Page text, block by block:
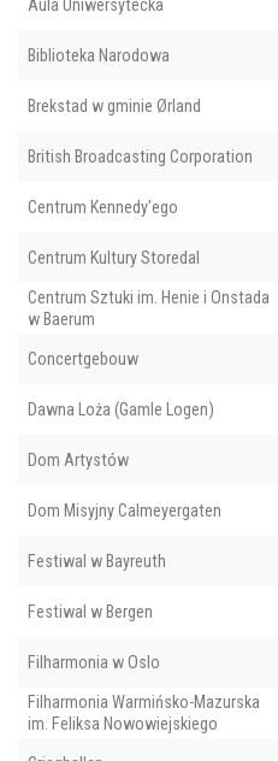
Aula Uniwersytecka
Biblioteka Narodowa
Brekstad w gminie Ørland
British Broadcasting Corporation
Centrum Kennedy'ego
Centrum Kultury Storedal
Centrum Sztuki im. Henie i Onstada
w Baerum
Concertgebouw
Dawna Loża (Gamle Logen)
Dom Artystów
Dom Misyjny Calmeyergaten
Festiwal w Bayreuth
Festiwal w Bergen
Filharmonia w Oslo
Filharmonia Warmińsko-Mazurska
im. Feliksa Nowowiejskiego